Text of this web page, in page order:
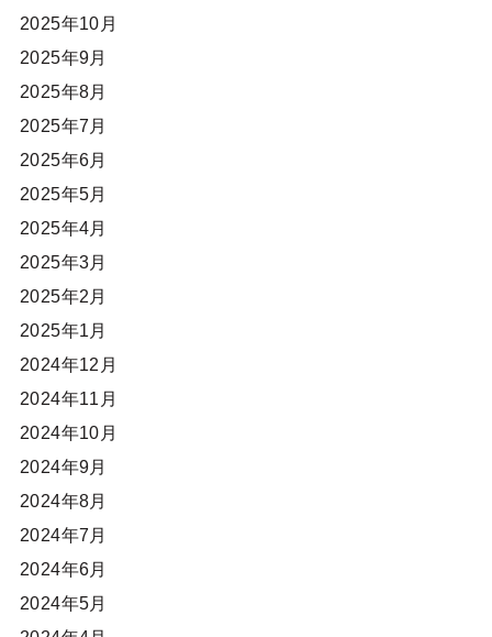
2025年10月
2025年9月
2025年8月
2025年7月
2025年6月
2025年5月
2025年4月
2025年3月
2025年2月
2025年1月
2024年12月
2024年11月
2024年10月
2024年9月
2024年8月
2024年7月
2024年6月
2024年5月